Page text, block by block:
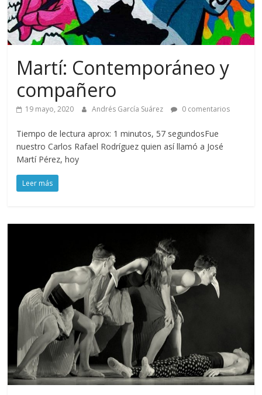
Martí: Contemporáneo y
compañero
19 mayo, 2020 Andrés García Suárez 0 comentarios
Tiempo de lectura aprox: 1 minutos, 57 segundosFue
nuestro Carlos Rafael Rodríguez quien así llamó a José
Martí Pérez, hoy
Leer más